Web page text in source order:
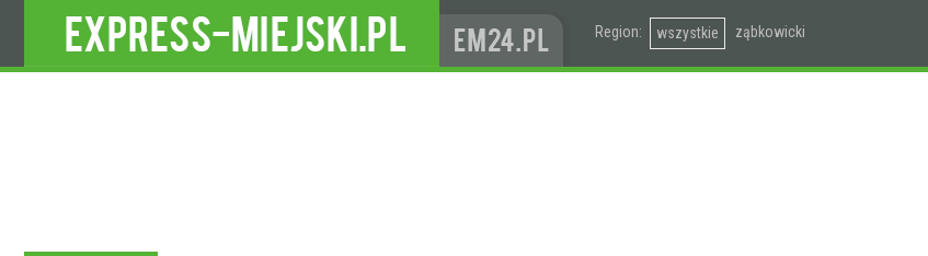
Region: wszystkie ząbkowicki